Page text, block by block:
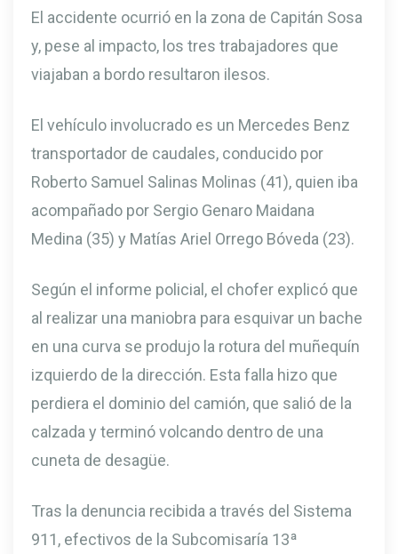
El accidente ocurrió en la zona de Capitán Sosa
y, pese al impacto, los tres trabajadores que
viajaban a bordo resultaron ilesos.
El vehículo involucrado es un Mercedes Benz
transportador de caudales, conducido por
Roberto Samuel Salinas Molinas (41), quien iba
acompañado por Sergio Genaro Maidana
Medina (35) y Matías Ariel Orrego Bóveda (23).
Según el informe policial, el chofer explicó que
al realizar una maniobra para esquivar un bache
en una curva se produjo la rotura del muñequín
izquierdo de la dirección. Esta falla hizo que
perdiera el dominio del camión, que salió de la
calzada y terminó volcando dentro de una
cuneta de desagüe.
Tras la denuncia recibida a través del Sistema
911, efectivos de la Subcomisaría 13ª